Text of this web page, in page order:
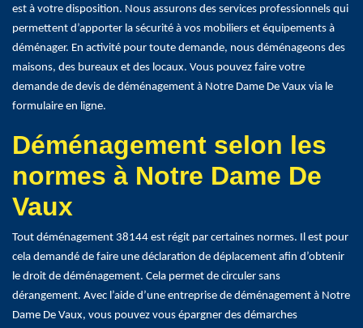
est à votre disposition. Nous assurons des services professionnels qui
permettent d’apporter la sécurité à vos mobiliers et équipements à
déménager. En activité pour toute demande, nous déménageons des
maisons, des bureaux et des locaux. Vous pouvez faire votre
demande de devis de déménagement à Notre Dame De Vaux via le
formulaire en ligne.
Déménagement selon les
normes à Notre Dame De
Vaux
Tout déménagement 38144 est régit par certaines normes. Il est pour
cela demandé de faire une déclaration de déplacement afin d’obtenir
le droit de déménagement. Cela permet de circuler sans
dérangement. Avec l’aide d’une entreprise de déménagement à Notre
Dame De Vaux, vous pouvez vous épargner des démarches